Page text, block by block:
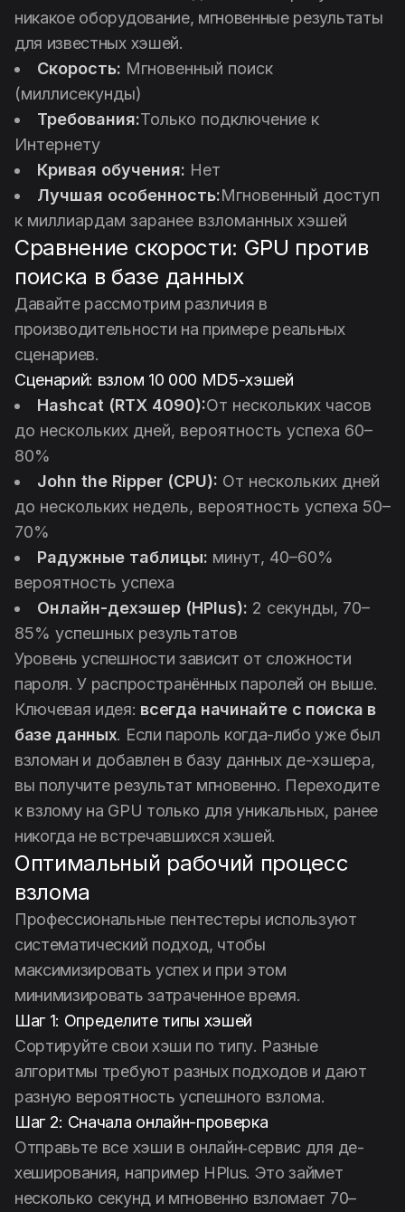
никакое оборудование, мгновенные результаты
для известных хэшей.
Скорость: Мгновенный поиск
(миллисекунды)
Требования:Только подключение к
Интернету
Кривая обучения: Нет
Лучшая особенность:Мгновенный доступ
к миллиардам заранее взломанных хэшей
Сравнение скорости: GPU против
поиска в базе данных
Давайте рассмотрим различия в
производительности на примере реальных
сценариев.
Сценарий: взлом 10 000 MD5-хэшей
Hashcat (RTX 4090):От нескольких часов
до нескольких дней, вероятность успеха 60–
80%
John the Ripper (CPU): От нескольких дней
до нескольких недель, вероятность успеха 50–
70%
Радужные таблицы: минут, 40–60%
вероятность успеха
Онлайн-дехэшер (HPlus): 2 секунды, 70–
85% успешных результатов
Уровень успешности зависит от сложности
пароля. У распространённых паролей он выше.
Ключевая идея: всегда начинайте с поиска в
базе данных. Если пароль когда-либо уже был
взломан и добавлен в базу данных де-хэшера,
вы получите результат мгновенно. Переходите
к взлому на GPU только для уникальных, ранее
никогда не встречавшихся хэшей.
Оптимальный рабочий процесс
взлома
Профессиональные пентестеры используют
систематический подход, чтобы
максимизировать успех и при этом
минимизировать затраченное время.
Шаг 1: Определите типы хэшей
Сортируйте свои хэши по типу. Разные
алгоритмы требуют разных подходов и дают
разную вероятность успешного взлома.
Шаг 2: Сначала онлайн-проверка
Отправьте все хэши в онлайн‑сервис для де-
хеширования, например HPlus. Это займет
несколько секунд и мгновенно взломает 70–